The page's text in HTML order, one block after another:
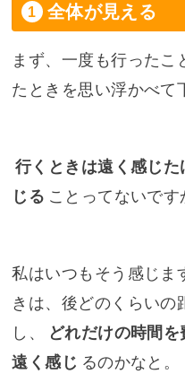
全体が見える
まず、一度も行ったこ
たときを思い浮かべて
行くときは遠く感じ
じる ことってないです
私はいつもそう感じま
きは、後どのくらいの
し、
どれだけの時間
遠く感じ るのかなと。